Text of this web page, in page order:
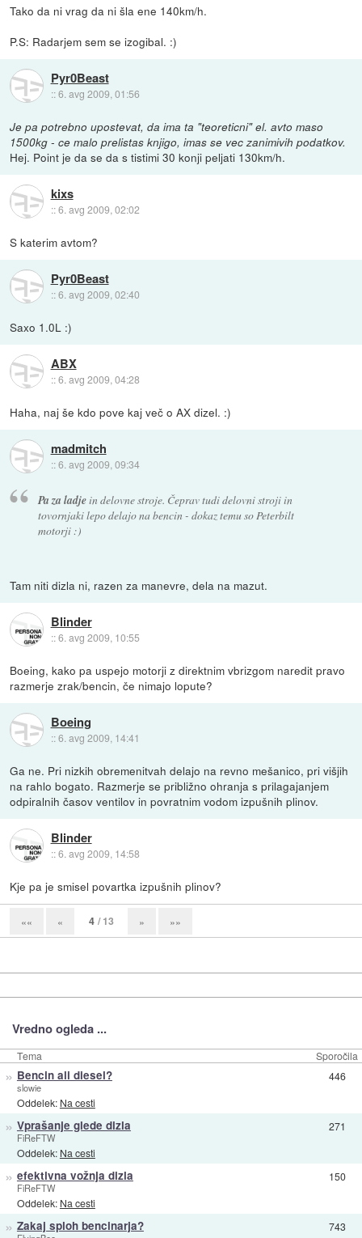
Tako da ni vrag da ni šla ene 140km/h.
P.S: Radarjem sem se izogibal. :)
Pyr0Beast
::6. avg 2009, 01:56
Je pa potrebno upostevat, da ima ta "teoreticni" el. avto maso
1500kg - ce malo prelistas knjigo, imas se vec zanimivih podatkov.
Hej. Point je da se da s tistimi 30 konji peljati 130km/h.
kixs
::6. avg 2009, 02:02
S katerim avtom?
Pyr0Beast
::6. avg 2009, 02:40
Saxo 1.0L :)
ABX
::6. avg 2009, 04:28
Haha, naj še kdo pove kaj več o AX dizel. :)
madmitch
::6. avg 2009, 09:34
Pa za ladjein delovne stroje. Čeprav tudi delovni stroji in
tovornjaki lepo delajo na bencin - dokaz temu so Peterbilt
motorji :)
Tam niti dizla ni, razen za manevre, dela na mazut.
Blinder
::6. avg 2009, 10:55
Boeing, kako pa uspejo motorji z direktnim vbrizgom naredit pravo
razmerje zrak/bencin, če nimajo lopute?
Boeing
::6. avg 2009, 14:41
Ga ne. Pri nizkih obremenitvah delajo na revno mešanico, pri višjih
na rahlo bogato. Razmerje se približno ohranja s prilagajanjem
odpiralnih časov ventilov in povratnim vodom izpušnih plinov.
Blinder
::6. avg 2009, 14:58
Kje pa je smisel povartka izpušnih plinov?
«« « 4 / 13 » »»
Vredno ogleda ...
Tema Sporočila
» Bencin ali diesel?
slowie
Oddelek: Na cesti
446
» Vprašanje glede dizla
FiReFTW
Oddelek: Na cesti
271
» efektivna vožnja dizla
FiReFTW
Oddelek: Na cesti
150
» Zakaj sploh bencinarja? 743